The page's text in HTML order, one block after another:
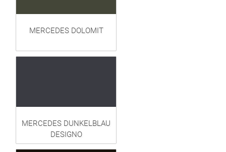
MERCEDES DOLOMIT
MERCEDES DUNKELBLAU
DESIGNO